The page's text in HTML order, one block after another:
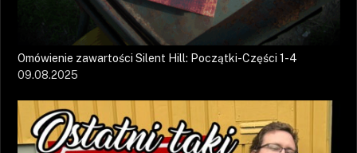
Omówienie zawartości Silent Hill: Początki-Części 1-4
09.08.2025